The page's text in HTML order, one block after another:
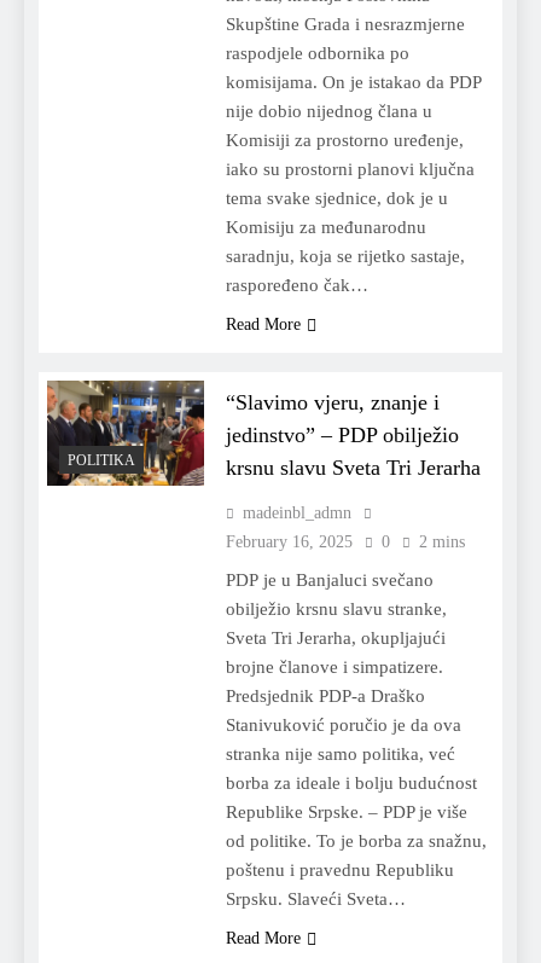
Skupštine Grada i nesrazmjerne
raspodjele odbornika po
komisijama. On je istakao da PDP
nije dobio nijednog člana u
Komisiji za prostorno uređenje,
iako su prostorni planovi ključna
tema svake sjednice, dok je u
Komisiju za međunarodnu
saradnju, koja se rijetko sastaje,
raspoređeno čak…
Read More
POLITIKA
“Slavimo vjeru, znanje i
jedinstvo” – PDP obilježio
krsnu slavu Sveta Tri Jerarha
madeinbl_admn
February 16, 2025
0 2 mins
PDP je u Banjaluci svečano
obilježio krsnu slavu stranke,
Sveta Tri Jerarha, okupljajući
brojne članove i simpatizere.
Predsjednik PDP-a Draško
Stanivuković poručio je da ova
stranka nije samo politika, već
borba za ideale i bolju budućnost
Republike Srpske. – PDP je više
od politike. To je borba za snažnu,
poštenu i pravednu Republiku
Srpsku. Slaveći Sveta…
Read More